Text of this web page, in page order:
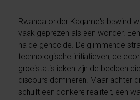
Rwanda onder Kagame's bewind
vaak geprezen als een wonder.
na de genocide. De glimmende
technologische initiatieven, de
groeistatistieken zijn de beelden
discours domineren. Maar achter
schuilt een donkere realiteit, een